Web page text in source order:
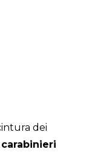
dei
carabinieri